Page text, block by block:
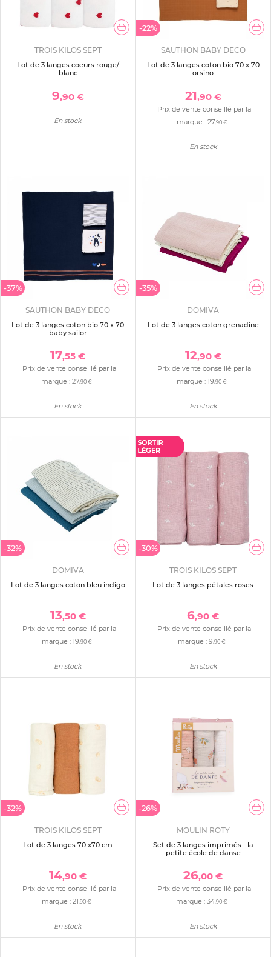
TROIS KILOS SEPT
Lot de 3 langes coeurs rouge/
blanc
9,90 €
En stock
-22%
SAUTHON BABY DECO
Lot de 3 langes coton bio 70 x 70
orsino
21,90 €
Prix de vente conseillé par la
marque : 27,90 €
En stock
-37%
SAUTHON BABY DECO
Lot de 3 langes coton bio 70 x 70
baby sailor
17,55 €
Prix de vente conseillé par la
marque :27,90 €
En stock
-35%
DOMIVA
Lot de 3 langes coton grenadine
12,90 €
Prix de vente conseillé par la
marque :19,90 €
En stock
-32%
DOMIVA
Lot de 3 langes coton bleu indigo
13,50 €
Prix de vente conseillé par la
marque : 19,90 €
En stock
-30%
TROIS KILOS SEPT
Lot de 3 langes pétales roses
6,90 €
Prix de vente conseillé par la
marque :9,90 €
En stock
-32%
TROIS KILOS SEPT
Lot de 3 langes 70 x70 cm
14,90 €
Prix de vente conseillé par la
marque :21,90 €
En stock
-26%
MOULIN ROTY
Set de 3 langes imprimés - la
petite école de danse
26,00 €
Prix de vente conseillé par la
marque :34,90 €
En stock